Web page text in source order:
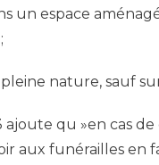
un espace
nature, sauf
ajoute qu »en cas
aux funérailles en